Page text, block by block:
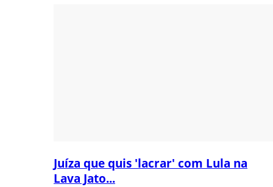
Juíza que quis 'lacrar' com Lula na
Lava Jato...